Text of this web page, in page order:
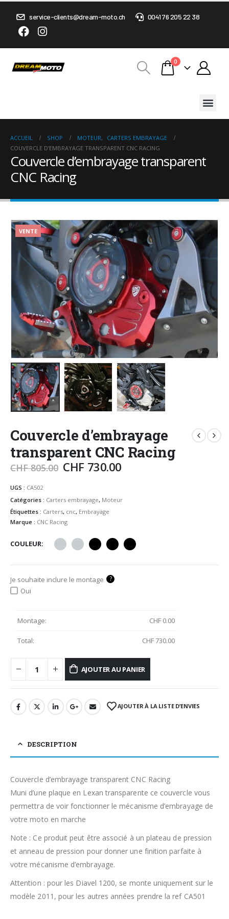
service-clients@dream-moto.ch 0041 76 205 22 38
0
ACCUEIL SHOP MOTEUR,
CARTERS EMBRAYAGE
COUVERCLE D’EMBRAYAGE TRANSPARENT CNC RACING
Couvercle d’embrayage transparent
CNC Racing
VENTE
Couvercle d’embrayage
transparent CNC Racing
CHF805.00 CHF 730.00
UGS : CA502
Catégories : Carters embrayage, Moteur
Étiquettes : Carters, cnc, Embrayage
Marque : CNC Racing
COULEUR
Je souhaite inclure le montage ?
Oui
Montage: CHF 0.00
Total: CHF 730.00
AJOUTER AU PANIER
AJOUTER À LA LISTE D’ENVIES
DESCRIPTION
Couvercle d’embrayage transparent CNC Racing
Muni d’une plaque en Lexan transparente ce couvercle vous
permettra de voir fonctionner le mécanisme d’embrayage de
votre moto en marche
Note : Ce produit peut être associé à un plateau de pression
et anneau de pression pour donner une finition parfaite à
votre mécanisme d’embrayage.
Attention : pour les Diavel 1200, se monte uniquement sur le
modèle 2011, pour les autres années prendre la ref CA501